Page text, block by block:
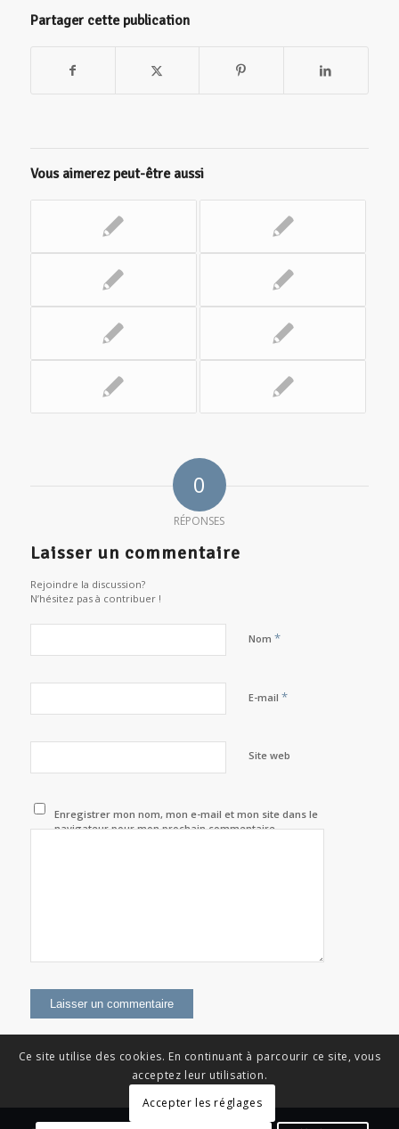
Partager cette publication
Vous aimerez peut-être aussi
0
RÉPONSES
Laisser un commentaire
Rejoindre la discussion?
N’hésitez pas à contribuer !
Nom *
E-mail *
Site web
Enregistrer mon nom, mon e-mail et mon site dans le
navigateur pour mon prochain commentaire.
Ce site utilise des cookies. En continuant à parcourir ce site, vous
acceptez leur utilisation.
Accepter les réglages